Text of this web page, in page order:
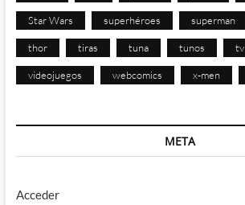
Star Wars superhéroes superman
thor tiras tuna tunos tv
videojuegos webcomics x-men
META
Acceder